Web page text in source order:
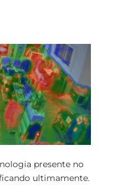
presente no
ultimamente.